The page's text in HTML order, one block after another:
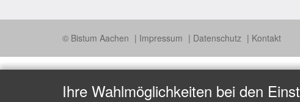
© Bistum Aachen Impressum Datenschutz Kontakt
Ihre Wahlmöglichkeiten bei den